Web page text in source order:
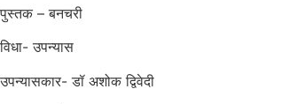
पुस्तक – बनचरी
विधा- उपन्यास
उपन्यासकार- डॉ अशोक द्विवेदी